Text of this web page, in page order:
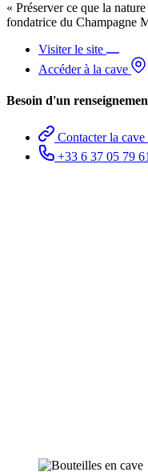
« Préserver ce que la
fondatrice du Champagne
Visiter le site
Accéder à la cave
Besoin d'un
Contacter la cave
+33 6 37 05 79 61